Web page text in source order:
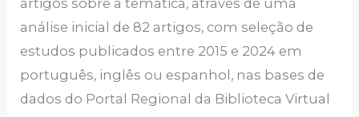
artigos sobre a temática, através de uma
análise inicial de 82 artigos, com seleção de
estudos publicados entre 2015 e 2024 em
português, inglês ou espanhol, nas bases de
dados do Portal Regional da Biblioteca Virtual